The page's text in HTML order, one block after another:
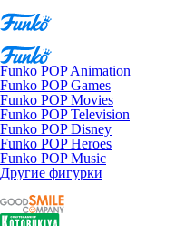
Funko POP Animation
Funko POP Games
Funko POP Movies
Funko POP Television
Funko POP Disney
Funko POP Heroes
Funko POP Music
Другие фигурки